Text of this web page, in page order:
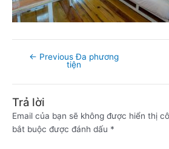
← Previous Đa phương
tiện
Trả lời
Email của bạn sẽ không được hiển thị
bắt buộc được đánh dấu *